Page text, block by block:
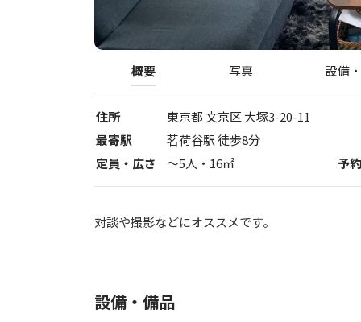
概要 写真 設備
住所 東京都 文京区 大塚3-20-11
最寄駅
茗荷谷駅 徒歩8分
定員・広さ
〜5人・ 16㎡ 予
対談や撮影などにオススメです。
設備・備品